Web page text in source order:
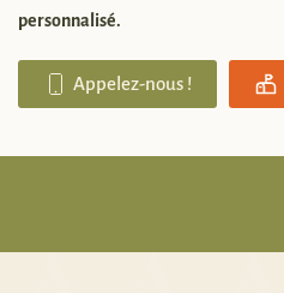
personnalisé.
Appelez-nous !